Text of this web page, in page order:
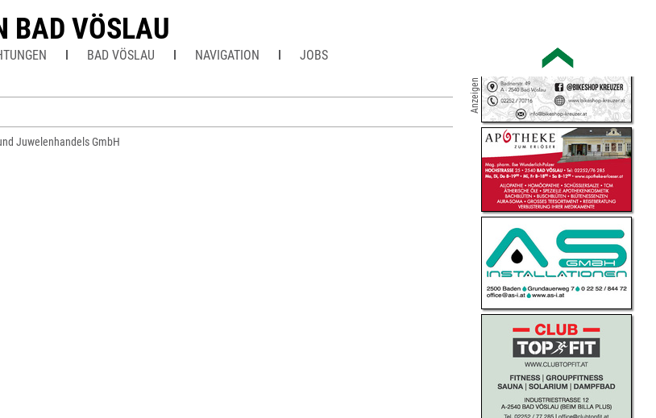
BAD VÖSLAU
BAD VÖSLAU NAVIGATION JOBS
Juwelenhandels GmbH
Anzeigen